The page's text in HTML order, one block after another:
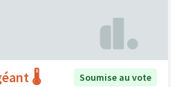
🌡️
Soumise au vote